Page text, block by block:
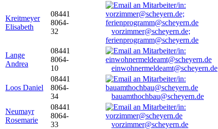
Kreitmeyer
Elisabeth
08441
8064-
32
vorzimmer@scheyern.de;
ferienprogramm@scheyern.de
Lange
Andrea
08441
8064-
10
einwohnermeldeamt@scheyern.de
Loos Daniel
08441
8064-
34
bauamthochbau@scheyern.de
Neumayr
Rosemarie
08441
8064-
33
vorzimmer@scheyern.de